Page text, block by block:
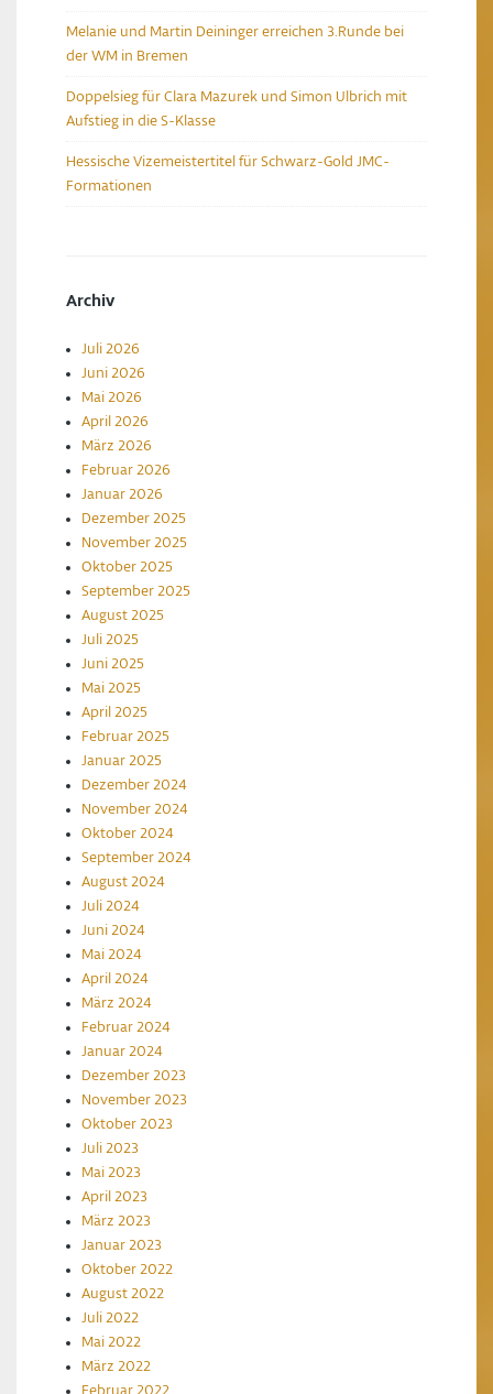
Melanie und Martin Deininger erreichen 3.Runde bei
der WM in Bremen
Doppelsieg für Clara Mazurek und Simon Ulbrich mit
Aufstieg in die S-Klasse
Hessische Vizemeistertitel für Schwarz-Gold JMC-
Formationen
Archiv
Juli 2026
Juni 2026
Mai 2026
April 2026
März 2026
Februar 2026
Januar 2026
Dezember 2025
November 2025
Oktober 2025
September 2025
August 2025
Juli 2025
Juni 2025
Mai 2025
April 2025
Februar 2025
Januar 2025
Dezember 2024
November 2024
Oktober 2024
September 2024
August 2024
Juli 2024
Juni 2024
Mai 2024
April 2024
März 2024
Februar 2024
Januar 2024
Dezember 2023
November 2023
Oktober 2023
Juli 2023
Mai 2023
April 2023
März 2023
Januar 2023
Oktober 2022
August 2022
Juli 2022
Mai 2022
März 2022